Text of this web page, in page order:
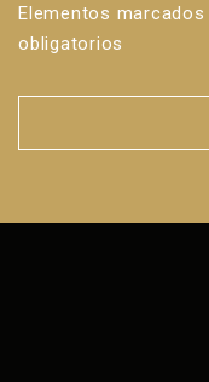
Elementos
obligatorios
formulario.